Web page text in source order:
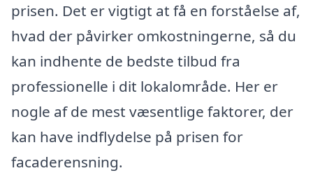
prisen. Det er vigtigt at få en forståelse af,
hvad der påvirker omkostningerne, så du
kan indhente de bedste tilbud fra
professionelle i dit lokalområde. Her er
nogle af de mest væsentlige faktorer, der
kan have indflydelse på prisen for
facaderensning.